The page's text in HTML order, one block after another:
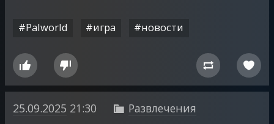
#Palworld #игра #новости
   
25.09.2025 21:30  Развлечения